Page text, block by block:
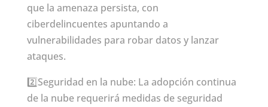
que la amenaza persista, con
ciberdelincuentes apuntando a
vulnerabilidades para robar datos y lanzar
ataques.
2️⃣Seguridad en la nube: La adopción continua
de la nube requerirá medidas de seguridad